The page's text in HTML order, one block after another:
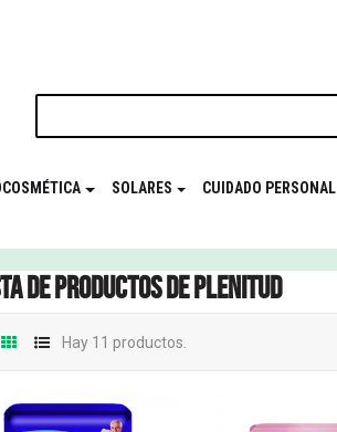
SOLARES CUIDADO PERSONAL
de productos de Plenitud
Hay 11 productos.